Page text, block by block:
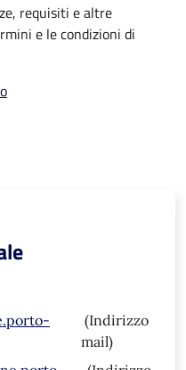
requisiti e altre
e le condizioni di
(Indirizzo
mail)